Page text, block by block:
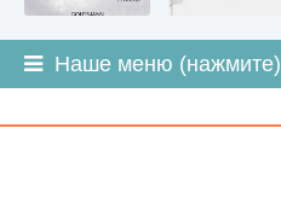
Наше меню (нажмите)